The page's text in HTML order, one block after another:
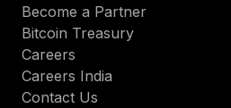
Become a Partner
Bitcoin Treasury
Careers
Careers India
Contact Us